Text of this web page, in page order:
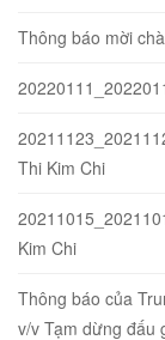
Thông báo mời
Thi Kim Chi
Kim Chi
Thông báo của
v/v Tạm dừng đấu